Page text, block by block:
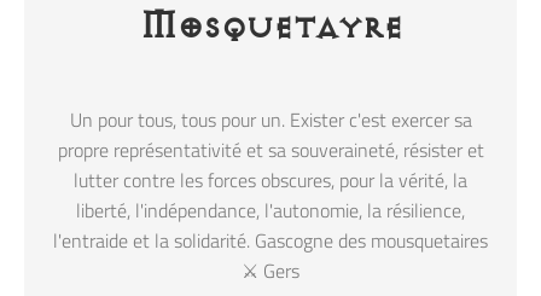
Mosquetayre
Un pour tous, tous pour un. Exister c'est exercer sa
propre représentativité et sa souveraineté, résister et
lutter contre les forces obscures, pour la vérité, la
liberté, l'indépendance, l'autonomie, la résilience,
l'entraide et la solidarité. Gascogne des mousquetaires
⚔️ Gers